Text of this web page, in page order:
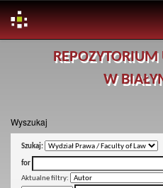
REPOZYTORIUM
W
Wyszukaj
Szukaj:
for
Aktualne filtry: